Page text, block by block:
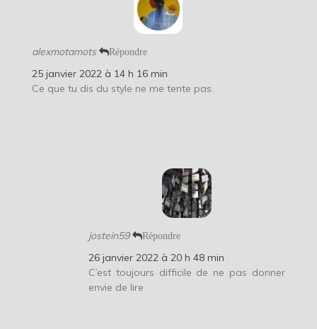
alexmotamots Répondre
25 janvier 2022 à 14 h 16 min
Ce que tu dis du style ne me tente pas.
jostein59 Répondre
26 janvier 2022 à 20 h 48 min
C’est toujours difficile de ne pas donner
envie de lire